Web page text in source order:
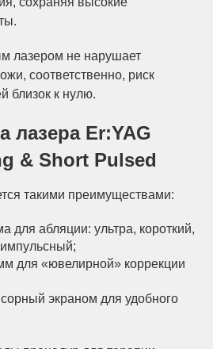
лазером не нарушает
соответственно, риск
близок к нулю.
лазера Er:YAG
& Short Pulsed
такими преимуществами:
для абляции: ультра, короткий,
для «ювелирной» коррекции
экраном для удобного